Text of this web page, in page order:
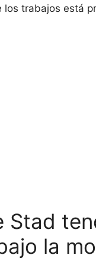
trabajos está
Stad
la